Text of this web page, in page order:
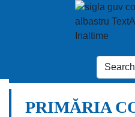
PRIMĂRIA